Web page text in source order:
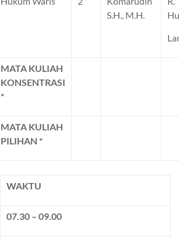
S.H., M.H.
MATA KULIAH
KONSENTRASI
*
MATA KULIAH
PILIHAN *
WAKTU
07.30 – 09.00